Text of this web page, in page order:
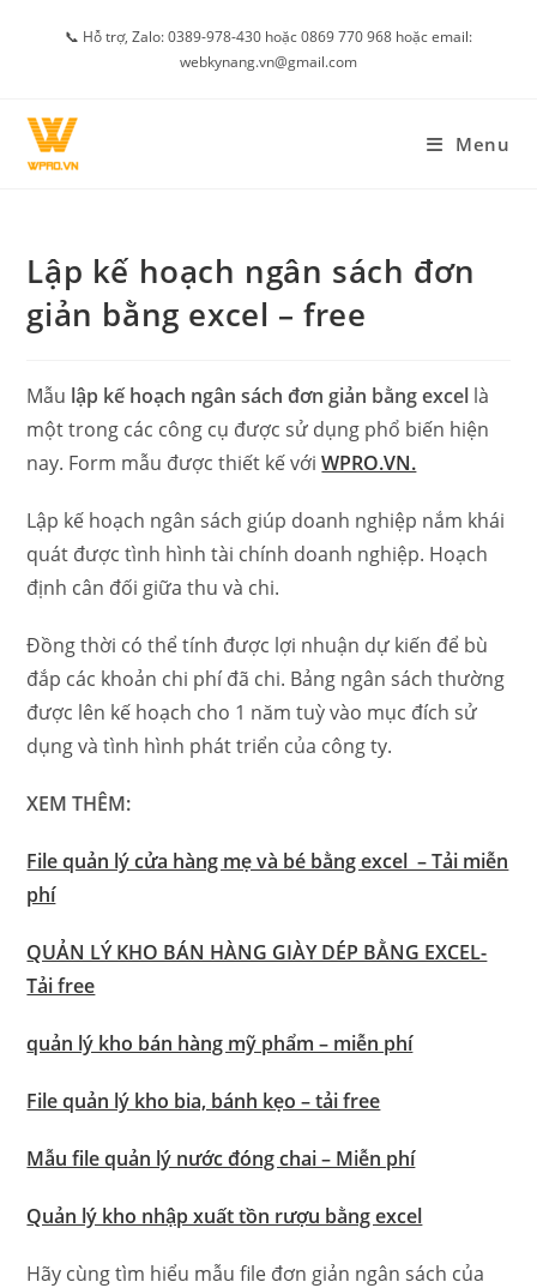
📞 Hỗ trợ, Zalo: 0389-978-430 hoặc 0869 770 968 hoặc email:
webkynang.vn@gmail.com
Menu
Lập kế hoạch ngân sách đơn
giản bằng excel – free
Mẫu lập kế hoạch ngân sách đơn giản bằng excel là
một trong các công cụ được sử dụng phổ biến hiện
nay. Form mẫu được thiết kế vớiWPRO.VN.
Lập kế hoạch ngân sách giúp doanh nghiệp nắm khái
quát được tình hình tài chính doanh nghiệp. Hoạch
định cân đối giữa thu và chi.
Đồng thời có thể tính được lợi nhuận dự kiến để bù
đắp các khoản chi phí đã chi. Bảng ngân sách thường
được lên kế hoạch cho 1 năm tuỳ vào mục đích sử
dụng và tình hình phát triển của công ty.
XEM THÊM:
File quản lý cửa hàng mẹ và bé bằng excel – Tải miễn
phí
QUẢN LÝ KHO BÁN HÀNG GIÀY DÉP BẰNG EXCEL-
Tải free
quản lý kho bán hàng mỹ phẩm – miễn phí
File quản lý kho bia, bánh kẹo – tải free
Mẫu file quản lý nước đóng chai – Miễn phí
Quản lý kho nhập xuất tồn rượu bằng excel
Hãy cùng tìm hiểu mẫu file đơn giản ngân sách của